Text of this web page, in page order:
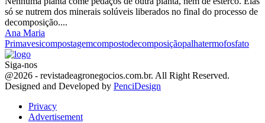
só se nutrem dos minerais solúveis liberados no final do processo de
decomposição....
Ana Maria
Primavesicompostagemcompostodecomposiçãopalhatermofosfato
Siga-nos
Facebook
Twitter
Instagram
Linkedin
Youtube
Email
@2026 - revistadeagronegocios.com.br. All Right Reserved.
Designed and Developed by PenciDesign
Privacy
Advertisement